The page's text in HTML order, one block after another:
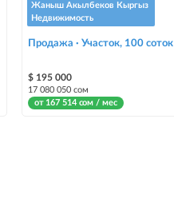
Жаныш Акылбеков Кыргыз
Недвижимость
Продажа · Участок, 100 соток
$ 195 000
17 080 050 сом
от 167 514 сом / мес